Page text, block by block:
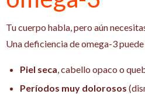
Tu cuerpo habla, pero aún
Una deficiencia de omega-3
Piel seca, cabello opaco o
Períodos muy dolorosos